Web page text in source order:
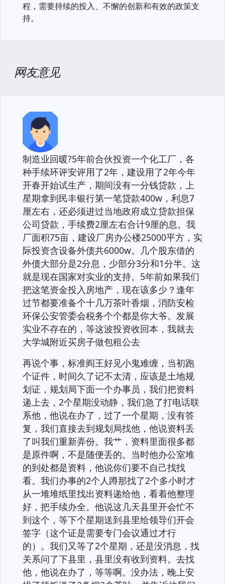
程，需要持续的投入、不懈的创新和有效的政策支
持。
网友意见
制造业回暖?5年前合伙投资一个化工厂，各
种手续环评安评用了2年，建设用了2年今年
开春开始试生产，期间没有一分钱贷款，上
星期拿到民丰银行第一笔贷款400w，利息7
厘左右，还必须进过当地政府成立贷款担保
公司贷款，手续费2厘左右合计9厘的息。我
厂面积75亩，建设厂房办公楼25000平方，实
际投资含设备外债共6000w。几个股东借的
外债大部分是2分息，少部分3分和1分半。这
就是现在国家对实业的支持。5年前如果我们
把这笔资金投入房地产，现在该多少？逢年
过节都要准备个十几万茶叶香烟，消防安检
环保公安管委会税务个个都是你大爷。发展
实业不存在的，等这波投资收回本，我就去
大学城附近买房子做包租公去
再说个事，标准阎王好见小鬼难缠，当初跑
个证件，时间久了记不太清，应该是土地规
划证，规划局下面一个办事员，我们把资料
递上去，2个星期没动静，我们急了打电话联
系他，他说在办了，过了一个星期，没有答
复，我们直接去到规划局找他，他说资料丢
了叫我们重新弄份。我艹，资料里面很多都
是原件啊，不是随便丢的。当时他办公室堆
的到处都是资料，他说你们要不自己找找
看。我们办事的2个人蹲那找了2个多小时才
从一堆堆纸里找出资料递给他，看着他整理
好，把手续办全。他说这几天县里开会忙不
到这个，等下个星期送到县里给领导们开会
签字（这个证是需要专门会议通过才行
的）。我们又等了2个星期，还是没消息，找
关系问了下县里，县里没有收到资料。去找
他，他说在办了，等等啊。没办法，晚上安